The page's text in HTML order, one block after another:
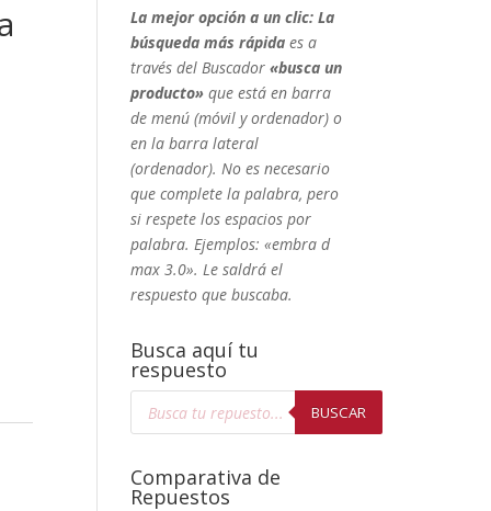
La mejor opción a un clic: La
búsqueda más rápida es a
través del Buscador «busca un
producto» que está en barra
de menú (móvil y ordenador) o
en la barra lateral
(ordenador). No es necesario
que complete la palabra, pero
si respete los espacios por
palabra. Ejemplos: «embra d
max 3.0». Le saldrá el
respuesto que buscaba.
Busca aquí tu
respuesto
Búsqueda
BUSCAR
Comparativa de
Repuestos